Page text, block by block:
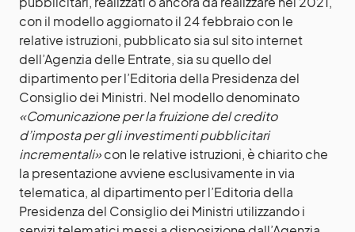
con il modello aggiornato il 24 febbraio con le
relative istruzioni, pubblicato sia sul sito internet
dell’Agenzia delle Entrate, sia su quello del
dipartimento per l’Editoria della Presidenza del
Consiglio dei Ministri. Nel modello denominato
«Comunicazione per la fruizione del credito
d’imposta per gli investimenti pubblicitari
incrementali»con le relative istruzioni, è chiarito che
la presentazione avviene esclusivamente in via
telematica, al dipartimento per l’Editoria della
Presidenza del Consiglio dei Ministri utilizzando i